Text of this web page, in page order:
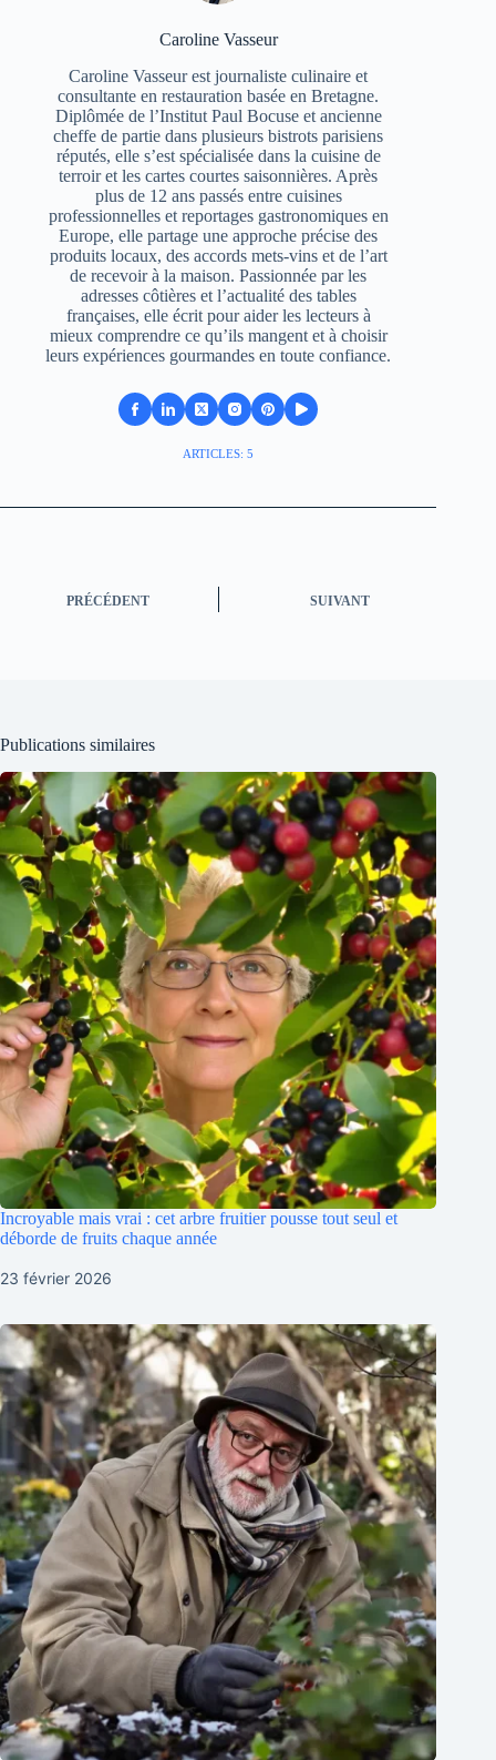
Caroline Vasseur
Caroline Vasseur est journaliste culinaire et
consultante en restauration basée en Bretagne.
Diplômée de l’Institut Paul Bocuse et ancienne
cheffe de partie dans plusieurs bistrots parisiens
réputés, elle s’est spécialisée dans la cuisine de
terroir et les cartes courtes saisonnières. Après
plus de 12 ans passés entre cuisines
professionnelles et reportages gastronomiques en
Europe, elle partage une approche précise des
produits locaux, des accords mets-vins et de l’art
de recevoir à la maison. Passionnée par les
adresses côtières et l’actualité des tables
françaises, elle écrit pour aider les lecteurs à
mieux comprendre ce qu’ils mangent et à choisir
leurs expériences gourmandes en toute confiance.
ARTICLES: 5
PRÉCÉDENT SUIVANT
Publications similaires
Incroyable mais vrai : cet arbre fruitier pousse tout seul et
déborde de fruits chaque année
23 février 2026